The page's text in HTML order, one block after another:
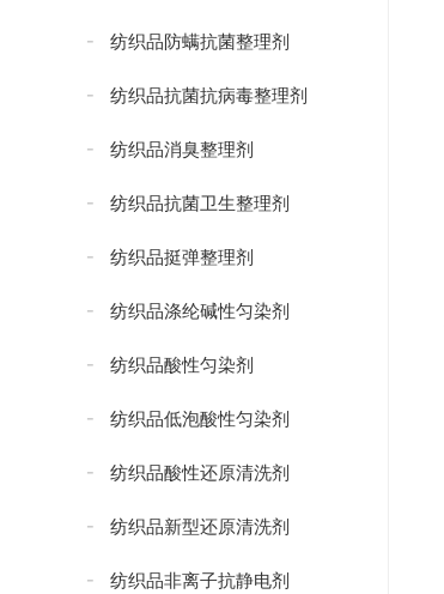
纺织品防螨抗菌整理剂
纺织品抗菌抗病毒整理剂
纺织品消臭整理剂
纺织品抗菌卫生整理剂
纺织品挺弹整理剂
纺织品涤纶碱性匀染剂
纺织品酸性匀染剂
纺织品低泡酸性匀染剂
纺织品酸性还原清洗剂
纺织品新型还原清洗剂
纺织品非离子抗静电剂